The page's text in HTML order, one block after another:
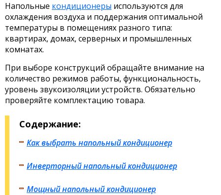
Напольные кондиционеры используются для
охлаждения воздуха и поддержания оптимальной
температуры в помещениях разного типа:
квартирах, домах, серверных и промышленных
комнатах.
При выборе конструкций обращайте внимание на
количество режимов работы, функциональность,
уровень звукоизоляции устройств. Обязательно
проверяйте комплектацию товара.
Содержание:
Как выбрать напольный кондиционер
Инверторный напольный кондиционер
Мощный напольный кондиционер